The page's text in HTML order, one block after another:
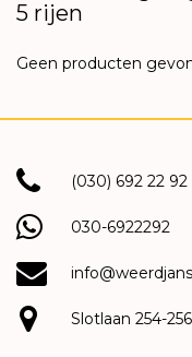
5 rijen
Geen producten
(030) 692 22 92
030-6922292
Slotlaan 254-